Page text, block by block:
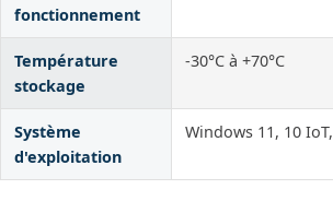
fonctionnement
Température
stockage
-30°C à +70°C
Système
d'exploitation
Windows 11, 10